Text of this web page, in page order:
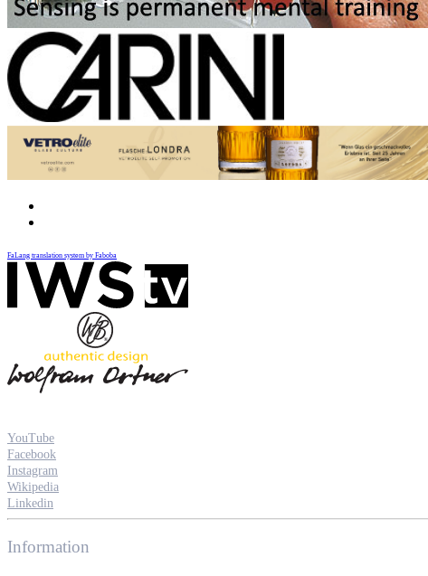
FaLang translation system by Faboba
YouTube
Facebook
Instagram
Wikipedia
Linkedin
Information